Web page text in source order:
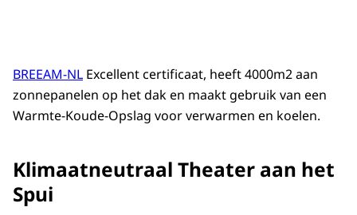
BREEAM-NL Excellent certificaat, heeft 4000m2 aan
zonnepanelen op het dak en maakt gebruik van een
Warmte-Koude-Opslag voor verwarmen en koelen.
Klimaatneutraal Theater aan het
Spui